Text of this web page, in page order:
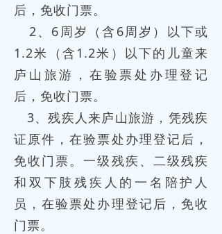
后，免收门票。
2、6周岁（含6周岁）以下或
1.2米（含1.2米）以下的儿童来
庐山旅游，在验票处办理登记
后，免收门票。
3、残疾人来庐山旅游，凭残疾
证原件，在验票处办理登记后，
免收门票。一级残疾、二级残疾
和双下肢残疾人的一名陪护人
员，在验票处办理登记后，免收
门票。